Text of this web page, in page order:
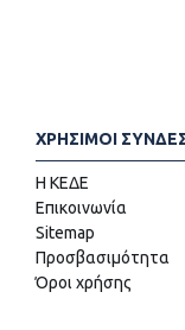
ΧΡΗΣΙΜΟΙ
Η ΚΕΔΕ
Επικοινωνία
Sitemap
Προσβασιμότητα
Όροι χρήσης